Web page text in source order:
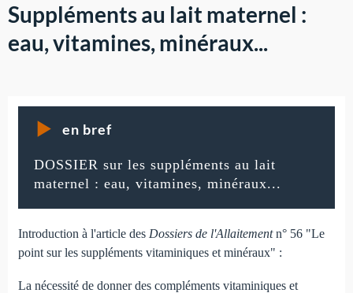
Suppléments au lait maternel :
eau, vitamines, minéraux...
en bref
DOSSIER sur les suppléments au lait
maternel : eau, vitamines, minéraux...
Introduction à l'article des Dossiers de l'Allaitementn° 56 "Le
point sur les suppléments vitaminiques et minéraux" :
La nécessité de donner des compléments vitaminiques et